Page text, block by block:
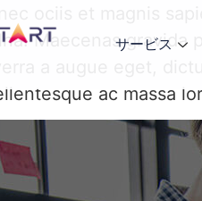
サービス
ociis et magnis
Maecenas
a augue eget,
ac massa